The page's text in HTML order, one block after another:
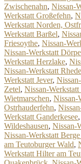
Zwischenahn, Nissan-
Werkstatt Großefehn,
Werkstatt Norden,
Werkstatt Barßel,
Friesoythe, Nissan-
Nissan-Werkstatt
Werkstatt Herzlake,
Nissan-Werkstatt
Werkstatt Jever,
Zetel, Nissan-
Wietmarschen, Nissan-
Ostrhauderfehn,
Werkstatt Ganderkesee,
Wildeshausen, Nissan-
Nissan-Werkstatt
am Teutoburger Wald,
Werkstatt Hilter am